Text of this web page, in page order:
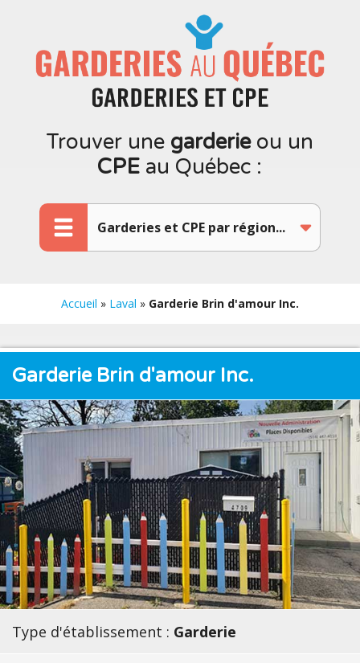
Trouver une garderieou un
CPE au Québec :
Accueil » Laval » Garderie Brin d'amour Inc.
Garderie Brin d'amour Inc.
Type d'établissement : Garderie